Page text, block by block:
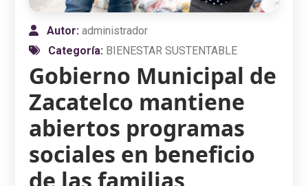
Autor:administrador
Categoría: BIENESTAR SUSTENTABLE
Gobierno Municipal de
Zacatelco mantiene
abiertos programas
sociales en beneficio
de las familias